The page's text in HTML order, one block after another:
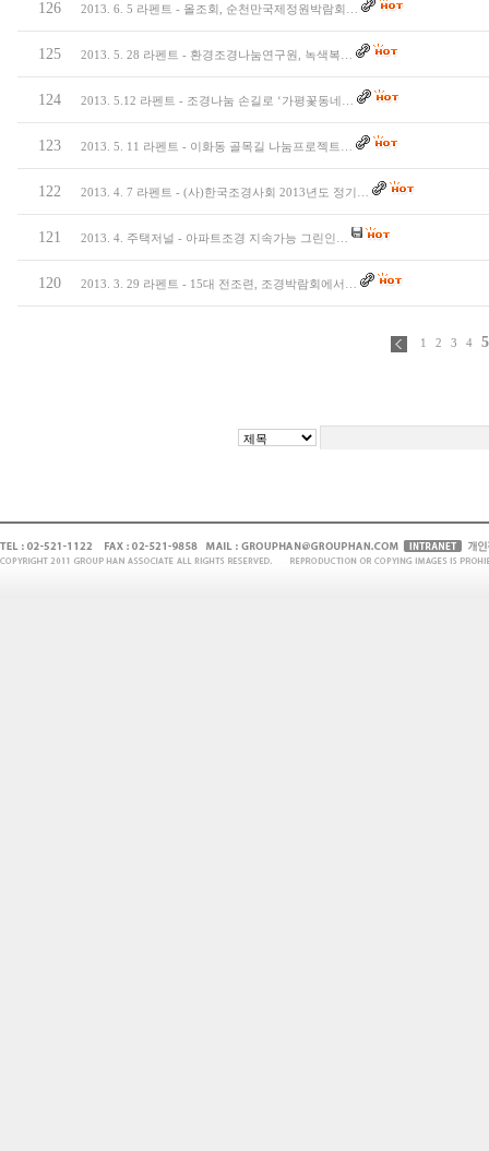
126 2013. 6. 5 라펜트 - 올조회, 순천만국제정원박람회…
125 2013. 5. 28 라펜트 - 환경조경나눔연구원, 녹색복…
124 2013. 5.12 라펜트 - 조경나눔 손길로 ‘가평꽃동네…
123 2013. 5. 11 라펜트 - 이화동 골목길 나눔프로젝트…
122 2013. 4. 7 라펜트 - (사)한국조경사회 2013년도 정기…
121 2013. 4. 주택저널 - 아파트조경 지속가능 그린인…
120 2013. 3. 29 라펜트 - 15대 전조련, 조경박람회에서…
1 2 3 4 5